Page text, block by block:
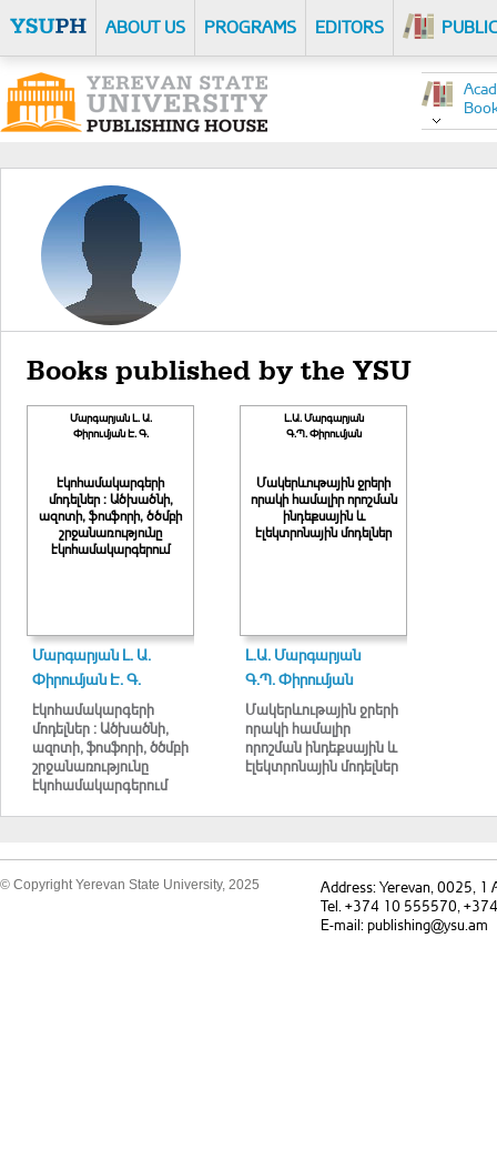
ABOUT US PROGRAMS EDITORS
Books published by the YSU
Մարգարյան Լ. Ա.
Փիրումյան Է. Գ.
էկոհամակարգերի
մոդելներ : Ածխածնի,
ազոտի, ֆոսֆորի, ծծմբի
շրջանառությունը
էկոհամակարգերում
Մարգարյան Լ. Ա.
Փիրումյան Է. Գ.
էկոհամակարգերի
մոդելներ : Ածխածնի,
ազոտի, ֆոսֆորի, ծծմբի
շրջանառությունը
էկոհամակարգերում
Լ.Ա. Մարգարյան
Գ.Պ. Փիրումյան
Մակերևութային ջրերի
որակի համալիր որոշման
ինդեքսային և
էլեկտրոնային մոդելներ
Լ.Ա. Մարգարյան
Գ.Պ. Փիրումյան
Մակերևութային ջրերի
որակի համալիր
որոշման ինդեքսային և
էլեկտրոնային մոդելներ
© Copyright Yerevan State University, 2025
Address: Yerevan, 0025, 1
Tel. +374 10 555570,
E-mail: publishing@ysu.am